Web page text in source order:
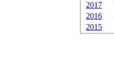
2017
2016
2015